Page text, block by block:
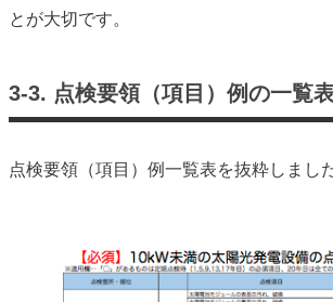
とが大切です。
3-3. 点検要領（項目）例の一覧
点検要領（項目）例一覧表を抜粋しました